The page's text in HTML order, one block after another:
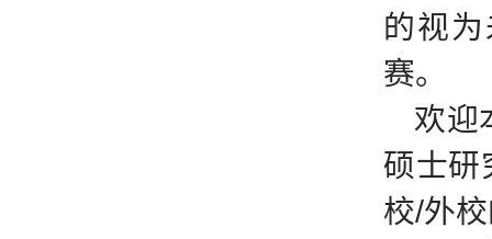
的视
赛。
欢迎
硕士研
校/外